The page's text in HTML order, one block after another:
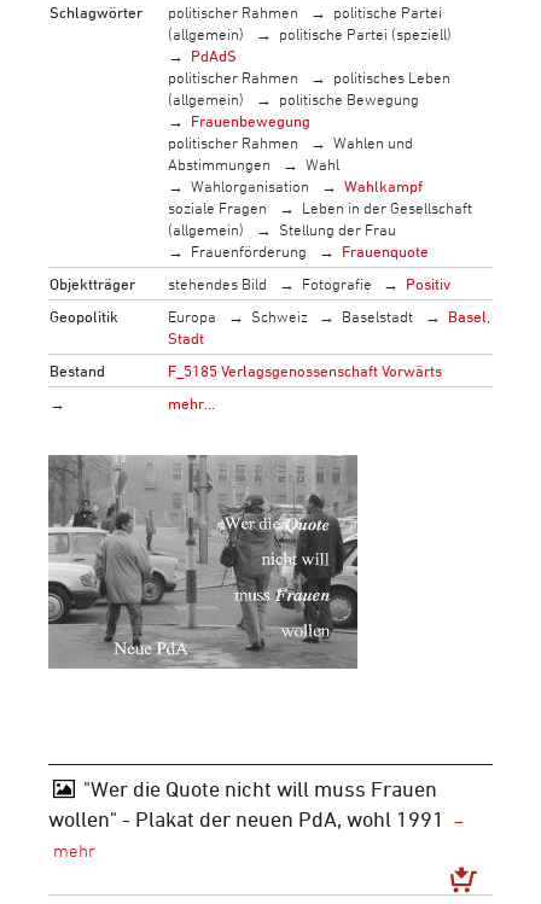
Schlagwörter
politischer Rahmen
politische Partei
(allgemein)
politische Partei (speziell)
PdAdS
politischer Rahmen
politisches Leben
(allgemein)
politische Bewegung
Frauenbewegung
politischer Rahmen
Wahlen und
Abstimmungen
Wahl
Wahlorganisation
Wahlkampf
soziale Fragen
Leben in der Gesellschaft
(allgemein)
Stellung der Frau
Frauenförderung
Frauenquote
Objektträger
stehendes Bild Fotografie
Positiv
Geopolitik
Europa Schweiz Baselstadt
Basel,
Stadt
Bestand
F_5185 Verlagsgenossenschaft Vorwärts
→
mehr…
"Wer die Quote nicht will muss Frauen
wollen" - Plakat der neuen PdA, wohl 1991